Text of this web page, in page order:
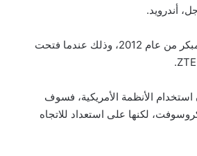
أندرويد.
وبدأت هواوي، أكبر بائع للهواتف الذكية في الصين، تطوير نظامها التشغيلي في وقت مبكر من عام 2012، وذلك عندما فتحت
استخدام الأنظمة الأمريكية، فسوف
لكنها على استعداد للاتجاه